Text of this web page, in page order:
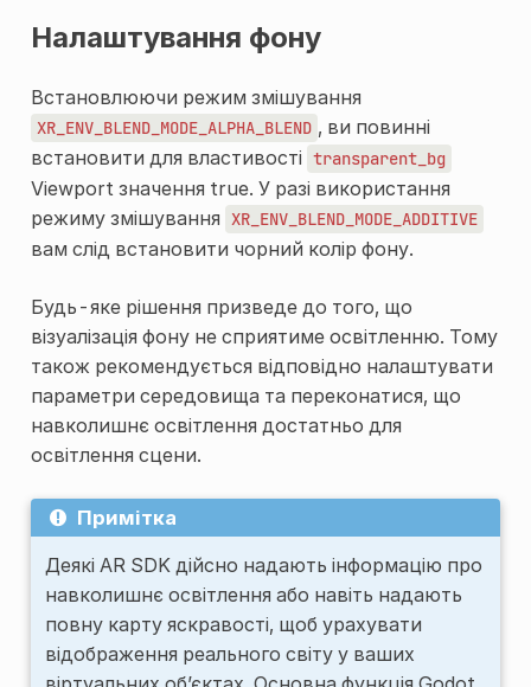
Налаштування фону
Встановлюючи режим змішування
XR_ENV_BLEND_MODE_ALPHA_BLEND , ви повинні
встановити для властивості transparent_bg
Viewportзначення true. У разі використання
режиму змішування XR_ENV_BLEND_MODE_ADDITIVE
вам слід встановити чорний колір фону.
Будь-яке рішення призведе до того, що
візуалізація фону не сприятиме освітленню. Тому
також рекомендується відповідно налаштувати
параметри середовища та переконатися, що
навколишнє освітлення достатньо для
освітлення сцени.
Примітка
Деякі AR SDK дійсно надають інформацію про
навколишнє освітлення або навіть надають
повну карту яскравості, щоб урахувати
відображення реального світу у ваших